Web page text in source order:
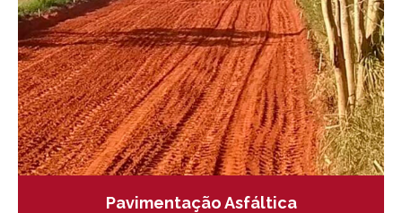
Pavimentação Asfáltica